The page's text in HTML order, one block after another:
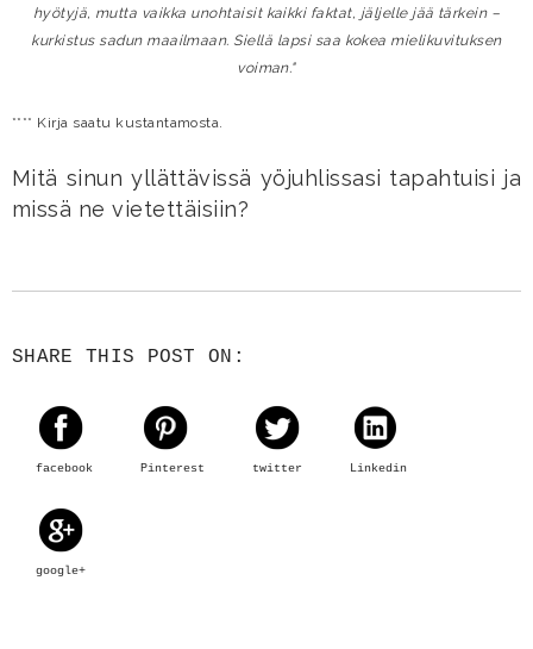
hyötyjä, mutta vaikka unohtaisit kaikki faktat, jäljelle jää tärkein –
kurkistus sadun maailmaan. Siellä lapsi saa kokea mielikuvituksen
voiman."
**** Kirja saatu kustantamosta.
Mitä sinun yllättävissä yöjuhlissasi tapahtuisi ja
missä ne vietettäisiin?
SHARE THIS POST ON:
facebook Pinterest twitter Linkedin
google+